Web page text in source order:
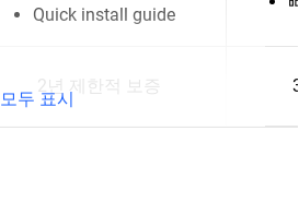
Quick install guide
2년 제한적 보증
모두 표시